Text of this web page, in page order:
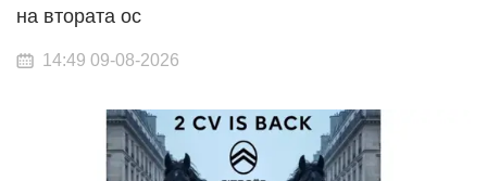
на втората ос
14:49 09-08-2026